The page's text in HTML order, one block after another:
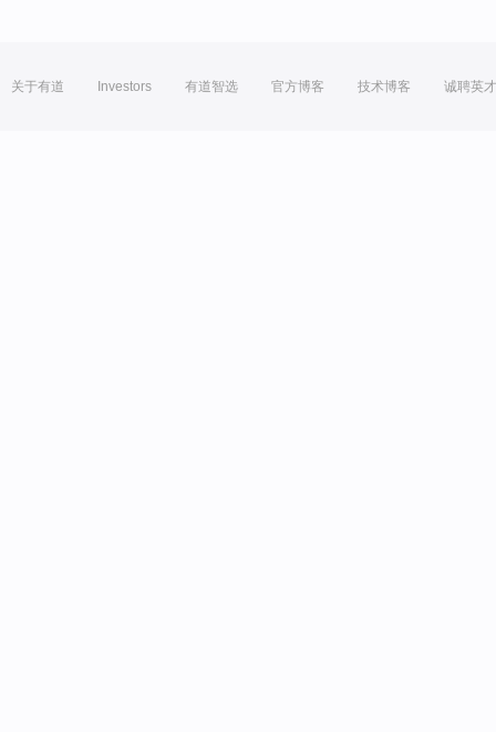
关于有道 Investors 有道智选 官方博客 技术博客 诚聘英才